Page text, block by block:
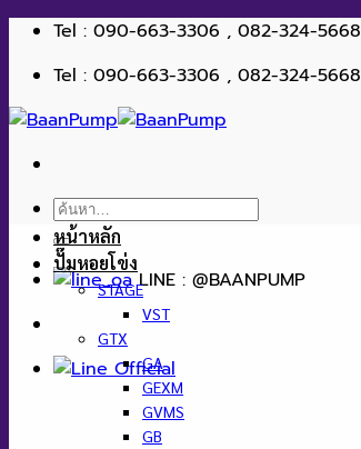
ข้าม
เนื้อหา
Tel : 090-663-3306 , 082-324-5668
Tel : 090-663-3306 , 082-324-5668
ค้นหา:
LINE : @BAANPUMP
หน้าหลัก
ปั๊มหอยโข่ง
STAGE
VST
GTX
GA
GEXM
GVMS
GB